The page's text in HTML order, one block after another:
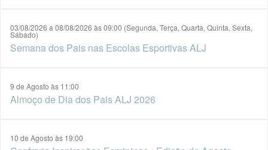
03/08/2026 a 08/08/2026 às 09:00 (Segunda, Terça, Quarta, Quinta, Sexta,
Sábado)
Semana dos Pais nas Escolas Esportivas ALJ
9 de Agosto às 11:00
Almoço de Dia dos Pais ALJ 2026
10 de Agosto às 19:00